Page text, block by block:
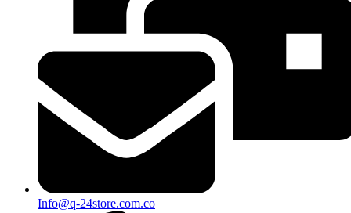
Info@q-24store.com.co